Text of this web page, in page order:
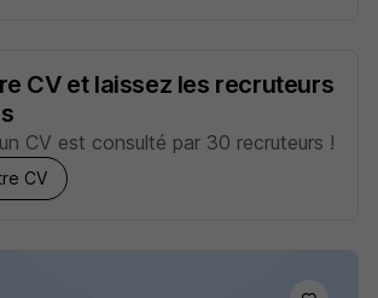
CV et laissez les recruteurs
CV est consulté par 30 recruteurs !
CV